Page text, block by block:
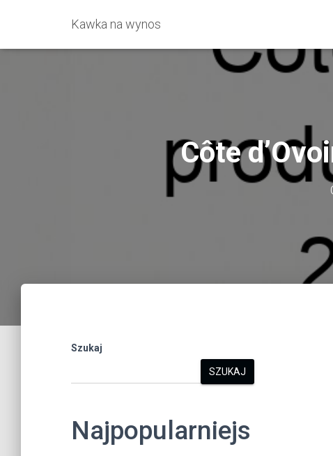
Kawka na wynos
Côte
Szukaj
SZUKAJ
Najpopularniejs